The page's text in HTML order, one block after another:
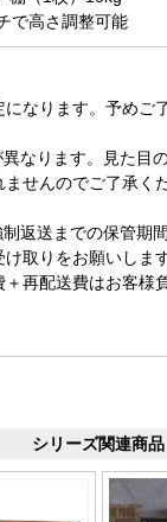
で高さ調整可能
なります。予めご
なります。見た目
せんのでご了承く
返送までの保管期
取りをお願いしま
＋再配送費はお客様
シリーズ関連商品